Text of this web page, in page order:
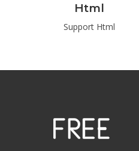
Html
Support Html